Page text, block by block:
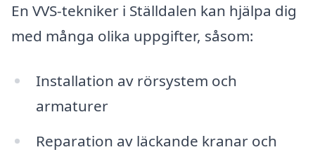
En VVS-tekniker i Ställdalen kan hjälpa dig
med många olika uppgifter, såsom:
Installation av rörsystem och
armaturer
Reparation av läckande kranar och